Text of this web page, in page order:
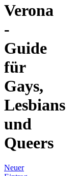
Verona
-
Guide
für
Gays,
Lesbians
und
Queers
Neuer